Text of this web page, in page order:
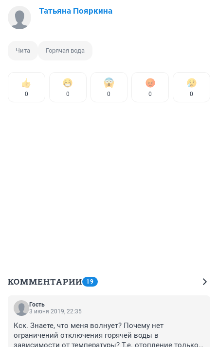
Татьяна Пояркина
Чита Горячая вода
0 0 0 0 0
КОММЕНТАРИИ 19
Гость
3 июня 2019, 22:35
Кск. Знаете, что меня волнует? Почему нет
ограничений отключения горячей воды в
зависимости от температуры? Т.е. отопление только